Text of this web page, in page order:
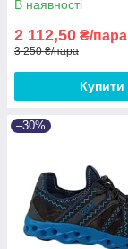
В наявності
2 112,50 ₴/пара
3 250 ₴/пара
Купити
–30%